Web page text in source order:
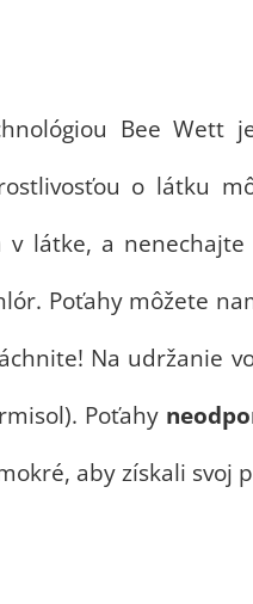
Bee Wett
o látku
látke, a
Poťahy môžete
Na udržanie
Poťahy
aby získali svoj